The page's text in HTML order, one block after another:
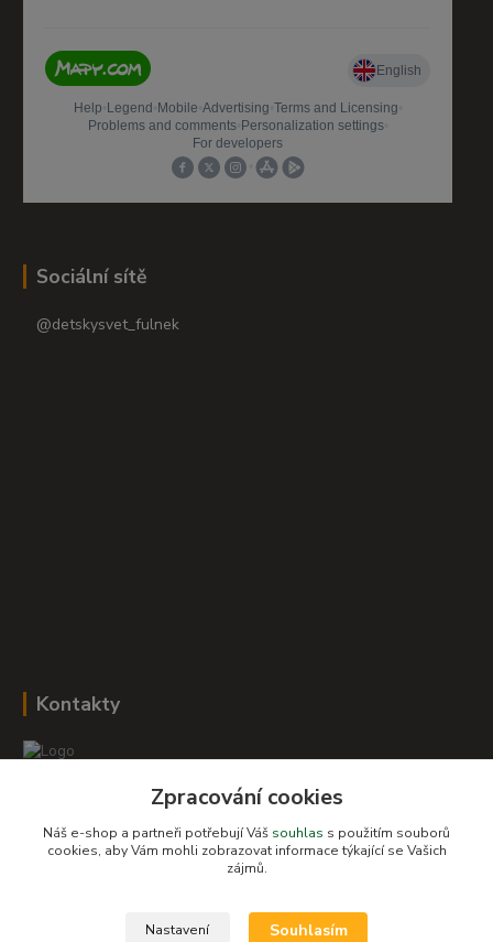
Sociální sítě
@detskysvet_fulnek
Kontakty
+420 604 278 943
obchod-detskysvet@seznam.cz
Zpracování cookies
Náš e-shop a partneři potřebují Váš souhlas s použitím souborů
cookies, aby Vám mohli zobrazovat informace týkající se Vašich
zájmů.
Nastavení Souhlasím